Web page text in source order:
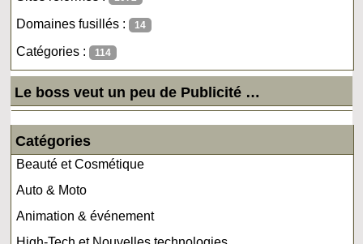
Domaines fusillés : 14
Catégories : 114
Le boss veut un peu de Publicité …
Catégories
Beauté et Cosmétique
Auto & Moto
Animation & événement